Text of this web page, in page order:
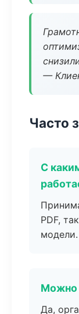
—
Часто
С
PDF,
модели.
Можно
Да,